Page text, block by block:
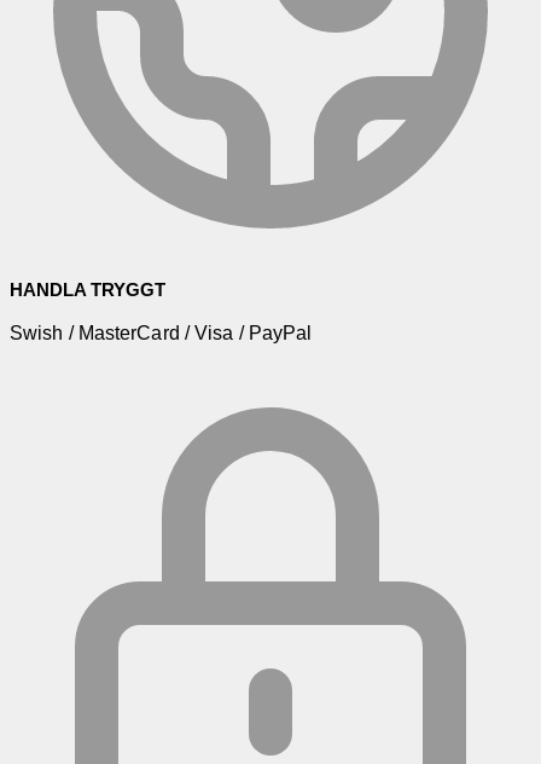
HANDLA TRYGGT
Swish / MasterCard / Visa / PayPal